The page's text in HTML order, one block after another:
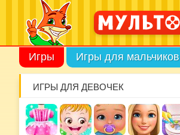
Игры Игры для мальчиков
ИГРЫ ДЛЯ ДЕВОЧЕК